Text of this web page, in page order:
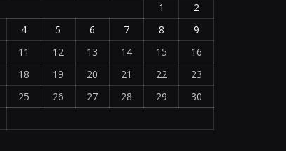
1
2
4 5 6 7 8
9
11 12 13 14 15
16
18 19 20 21 22
23
25 26 27 28 29
30